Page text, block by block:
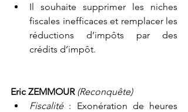
Il souhaite supprimer les niches
fiscales inefficaces et remplacer les
réductions d’impôts par des
crédits d’impôt.
Eric ZEMMOUR (Reconquête)
Fiscalité : Exonération de heures